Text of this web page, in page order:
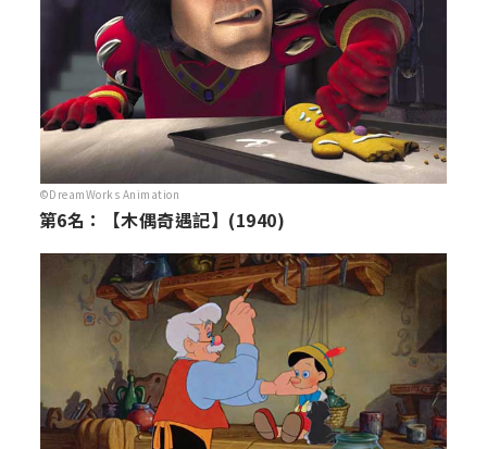
©DreamWorks Animation
第6名：【木偶奇遇記】(1940)